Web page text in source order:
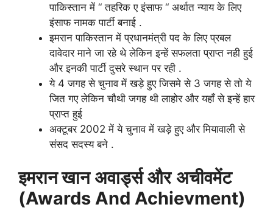
पाकिस्तान में “ तहरिक ए इंसाफ “ अर्थात न्याय के लिए
इंसाफ नामक पार्टी बनाई .
इमरान पाकिस्तान में प्रधानमंत्री पद के लिए प्रबल
दावेदार माने जा रहे थे लेकिन इन्हें सफलता प्राप्त नही हुई
और इनकी पार्टी दुसरे स्थान पर रही .
ये 4 जगह से चुनाव में खड़े हुए जिसमे से 3 जगह से तो ये
जित गए लेकिन चौथी जगह थी लाहोर और यहाँ से इन्हें हार
प्राप्त हुई
अक्टूबर 2002 में ये चुनाव में खड़े हुए और मियावाली से
संसद सदस्य बने .
इमरान खान अवार्ड्स और अचीवमेंट
(Awards And Achievment)